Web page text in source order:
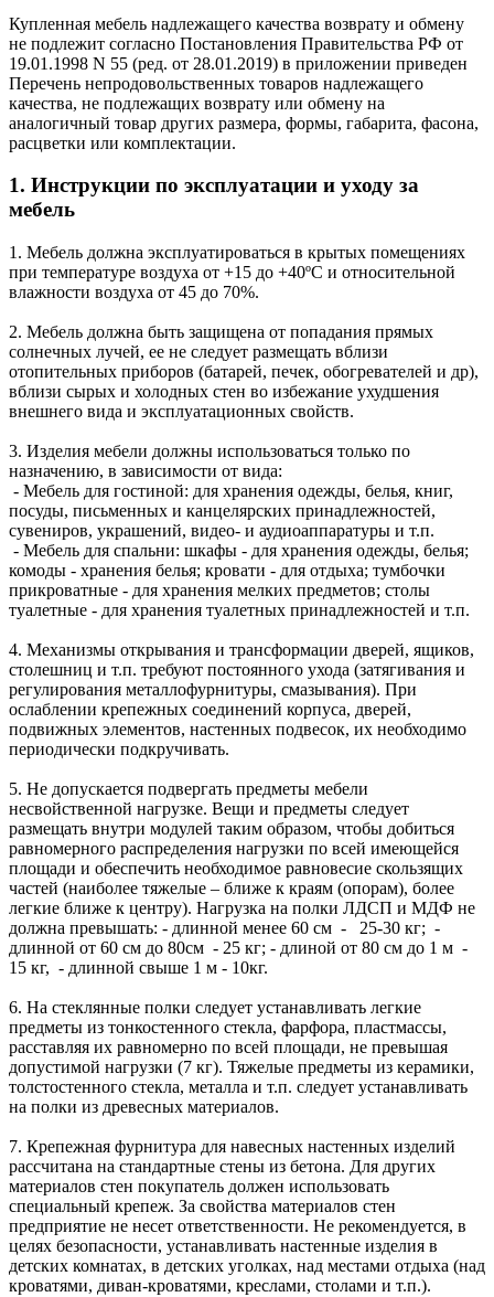
Купленная мебель надлежащего качества возврату и обмену
не подлежит согласно Постановления Правительства РФ от
19.01.1998 N 55 (ред. от 28.01.2019) в приложении приведен
Перечень непродовольственных товаров надлежащего
качества, не подлежащих возврату или обмену на
аналогичный товар других размера, формы, габарита, фасона,
расцветки или комплектации.
1. Инструкции по эксплуатации и уходу за
мебель
1. Мебель должна эксплуатироваться в крытых помещениях
при температуре воздуха от +15 до +40ºС и относительной
влажности воздуха от 45 до 70%.
2. Мебель должна быть защищена от попадания прямых
солнечных лучей, ее не следует размещать вблизи
отопительных приборов (батарей, печек, обогревателей и др),
вблизи сырых и холодных стен во избежание ухудшения
внешнего вида и эксплуатационных свойств.
3. Изделия мебели должны использоваться только по
назначению, в зависимости от вида:
- Мебель для гостиной: для хранения одежды, белья, книг,
посуды, письменных и канцелярских принадлежностей,
сувениров, украшений, видео- и аудиоаппаратуры и т.п.
- Мебель для спальни: шкафы - для хранения одежды, белья;
комоды - хранения белья; кровати - для отдыха; тумбочки
прикроватные - для хранения мелких предметов; столы
туалетные - для хранения туалетных принадлежностей и т.п.
4. Механизмы открывания и трансформации дверей, ящиков,
столешниц и т.п. требуют постоянного ухода (затягивания и
регулирования металлофурнитуры, смазывания). При
ослаблении крепежных соединений корпуса, дверей,
подвижных элементов, настенных подвесок, их необходимо
периодически подкручивать.
5. Не допускается подвергать предметы мебели
несвойственной нагрузке. Вещи и предметы следует
размещать внутри модулей таким образом, чтобы добиться
равномерного распределения нагрузки по всей имеющейся
площади и обеспечить необходимое равновесие скользящих
частей (наиболее тяжелые – ближе к краям (опорам), более
легкие ближе к центру). Нагрузка на полки ЛДСП и МДФ не
должна превышать: - длинной менее 60 см - 25-30 кг; -
длинной от 60 см до 80см - 25 кг; - длиной от 80 см до 1 м -
15 кг, - длинной свыше 1 м - 10кг.
6. На стеклянные полки следует устанавливать легкие
предметы из тонкостенного стекла, фарфора, пластмассы,
расставляя их равномерно по всей площади, не превышая
допустимой нагрузки (7 кг). Тяжелые предметы из керамики,
толстостенного стекла, металла и т.п. следует устанавливать
на полки из древесных материалов.
7. Крепежная фурнитура для навесных настенных изделий
рассчитана на стандартные стены из бетона. Для других
материалов стен покупатель должен использовать
специальный крепеж. За свойства материалов стен
предприятие не несет ответственности. Не рекомендуется, в
целях безопасности, устанавливать настенные изделия в
детских комнатах, в детских уголках, над местами отдыха (над
кроватями, диван-кроватями, креслами, столами и т.п.).